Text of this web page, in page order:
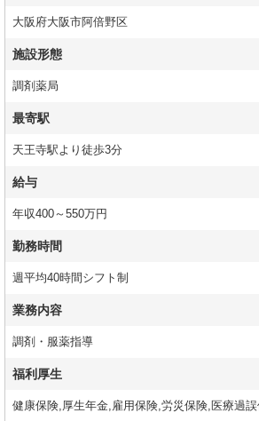
大阪府大阪市阿倍野区
施設形態
調剤薬局
最寄駅
天王寺駅より徒歩3分
給与
年収400～550万円
勤務時間
週平均40時間シフト制
業務内容
調剤・服薬指導
福利厚生
健康保険,厚生年金,雇用保険,労災保険,医療過